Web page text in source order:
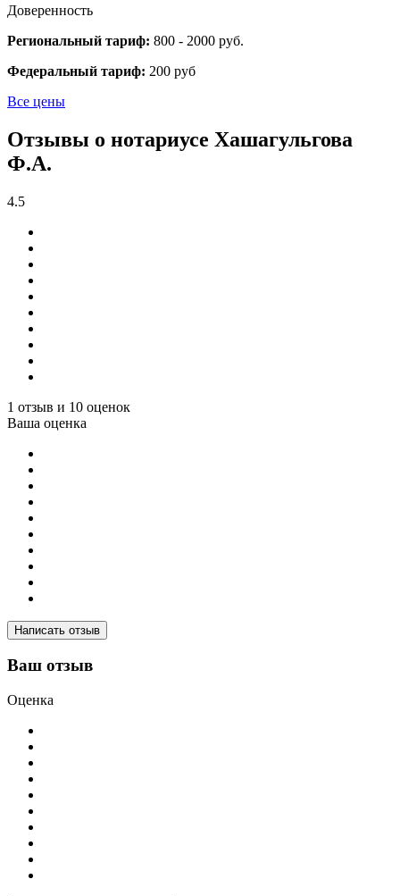
Доверенность
Региональный тариф: 800 - 2000 руб.
Федеральный тариф: 200 руб
Все цены
Отзывы о нотариусе Хашагульгова
Ф.А.
4.5
1 отзыв и 10 оценок
Ваша оценка
Написать отзыв
Ваш отзыв
Оценка